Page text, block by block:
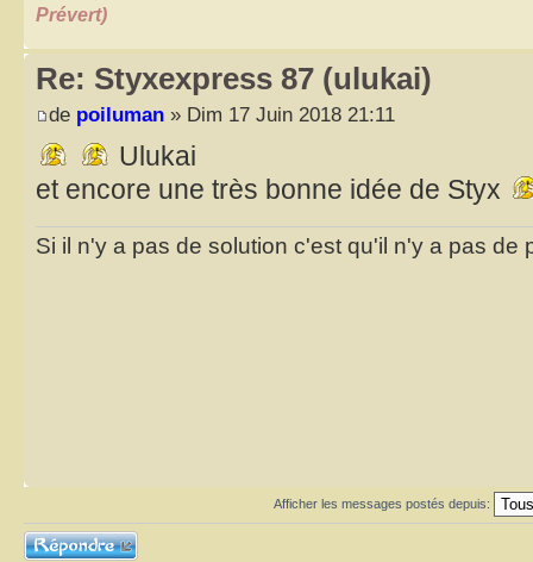
Prévert)
Re: Styxexpress 87 (ulukai)
de poiluman » Dim 17 Juin 2018 21:11
Ulukai
et encore une très bonne idée de Styx
Si il n'y a pas de solution c'est qu'il n'y a pas de
Afficher les messages postés depuis:
Répondre